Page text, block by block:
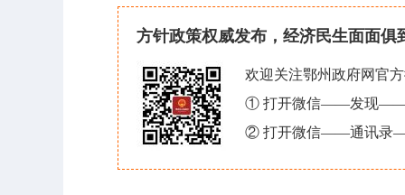
方针政策权威发布，经济民生面面俱
欢迎关注鄂州政府网官
① 打开微信——发现——
② 打开微信——通讯录